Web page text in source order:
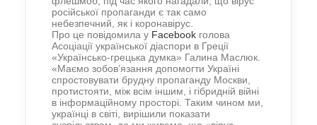
російської пропаганди є так само
небезпечний, як і коронавірус.
Про це повідомила у Facebook голова
Асоціації української діаспори в Греції
«Українсько-грецька думка» Галина Маслюк.
«Маємо зобов’язання допомогти Україні
спростовувати брудну пропаганду Москви,
протистояти, між всім іншим, і гібридній війні
в інформаційному просторі. Таким чином ми,
українці в світі, вирішили показати